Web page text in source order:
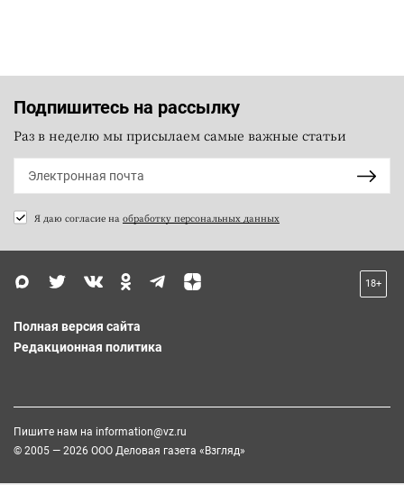
Подпишитесь на рассылку
Раз в неделю мы присылаем самые важные статьи
Я даю согласие на обработку персональных данных
18+
Полная версия сайта
Редакционная политика
Пишите нам на information@vz.ru
© 2005 — 2026 ООО Деловая газета «Взгляд»